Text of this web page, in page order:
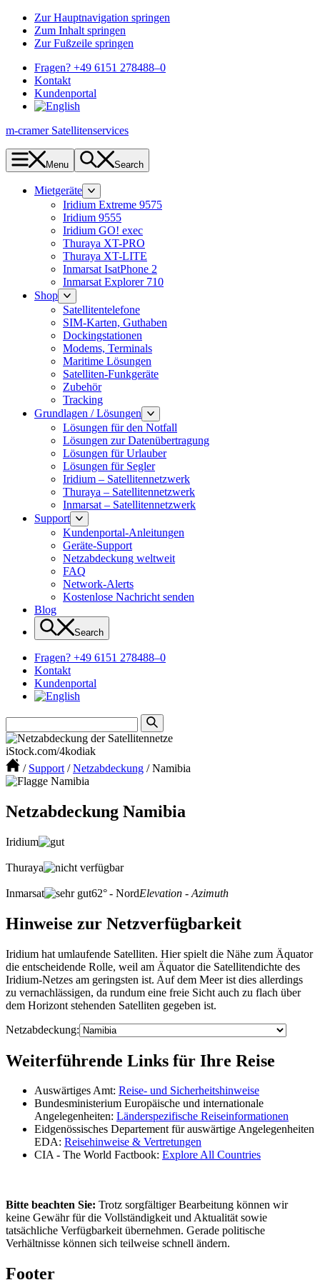
Zur Hauptnavigation springen
Zum Inhalt springen
Zur Fußzeile springen
Fragen? +49 6151 278488–0
Kontakt
Kundenportal
m-cramer Satellitenservices
Menu Search
Mietgeräte
Iridium Extreme 9575
Iridium 9555
Iridium GO! exec
Thuraya XT-PRO
Thuraya XT-LITE
Inmarsat IsatPhone 2
Inmarsat Explorer 710
Shop
Satellitentelefone
SIM-Karten, Guthaben
Dockingstationen
Modems, Terminals
Maritime Lösungen
Satelliten-Funkgeräte
Zubehör
Tracking
Grundlagen / Lösungen
Lösungen für den Notfall
Lösungen zur Datenübertragung
Lösungen für Urlauber
Lösungen für Segler
Iridium – Satellitennetzwerk
Thuraya – Satellitennetzwerk
Inmarsat – Satellitennetzwerk
Support
Kundenportal-Anleitungen
Geräte-Support
Netzabdeckung weltweit
FAQ
Network-Alerts
Kostenlose Nachricht senden
Blog
Search
Fragen? +49 6151 278488–0
Kontakt
Kundenportal
iStock.com/4kodiak
/ Support / Netzabdeckung /Namibia
Netzabdeckung Namibia
Iridium
Thuraya
Inmarsat 62° - NordElevation - Azimuth
Hinweise zur Netzverfügbarkeit
Iridium hat umlaufende Satelliten. Hier spielt die Nähe zum Äquator
die entscheidende Rolle, weil am Äquator die Satellitendichte des
Iridium-Netzes am geringsten ist. Auf dem Meer ist dies allerdings
zu vernachlässigen, da rundum eine freie Sicht auch zu flach über
dem Horizont stehenden Satelliten gegeben ist.
Netzabdeckung:
Weiterführende Links für Ihre Reise
Auswärtiges Amt: Reise- und Sicherheitshinweise
Bundesministerium Europäische und internationale
Angelegenheiten: Länderspezifische Reiseinformationen
Eidgenössisches Departement für auswärtige Angelegenheiten
EDA: Reisehinweise & Vertretungen
CIA - The World Factbook: Explore All Countries
Bitte beachten Sie: Trotz sorgfältiger Bearbeitung können wir
keine Gewähr für die Vollständigkeit und Aktualität sowie
tatsächliche Verfügbarkeit übernehmen. Gerade politische
Verhältnisse können sich teilweise schnell ändern.
Footer